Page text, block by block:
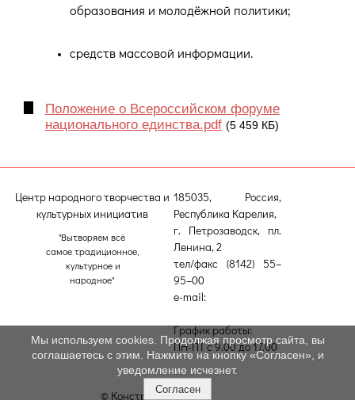
образования и молодёжной политики;
средств массовой информации.
Положение о Всероссийском форуме
национального единства.pdf (5 459 КБ)
Центр народного творчества и
культурных инициатив
"Вытворяем всё
самое традиционное,
культурное и
народное"
185035, Россия,
Республика Карелия,
г. Петрозаводск, пл.
Ленина, 2
тел/факс (8142) 55–
95–00
e-mail:
График работы:
ПН-ПТ с 9.00 до 17.00
© Конструктор сайтов
Мы используем cookies. Продолжая просмотр сайта, вы
соглашаетесь с этим. Нажмите на кнопку «Согласен», и
уведомление исчезнет.
Согласен